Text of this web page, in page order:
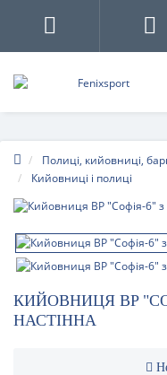
Полиці, кийовниці,
Кийовниці і полиці
КИЙОВНИЦЯ BP
НАСТІННА